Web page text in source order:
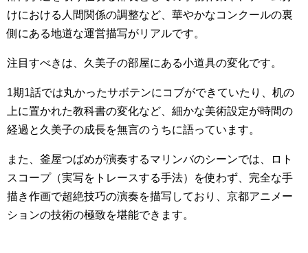
けにおける人間関係の調整など、華やかなコンクールの裏
側にある地道な運営描写がリアルです。
注目すべきは、久美子の部屋にある小道具の変化です。
1期1話では丸かったサボテンにコブができていたり、机の
上に置かれた教科書の変化など、細かな美術設定が時間の
経過と久美子の成長を無言のうちに語っています。
また、釜屋つばめが演奏するマリンバのシーンでは、ロト
スコープ（実写をトレースする手法）を使わず、完全な手
描き作画で超絶技巧の演奏を描写しており、京都アニメー
ションの技術の極致を堪能できます。